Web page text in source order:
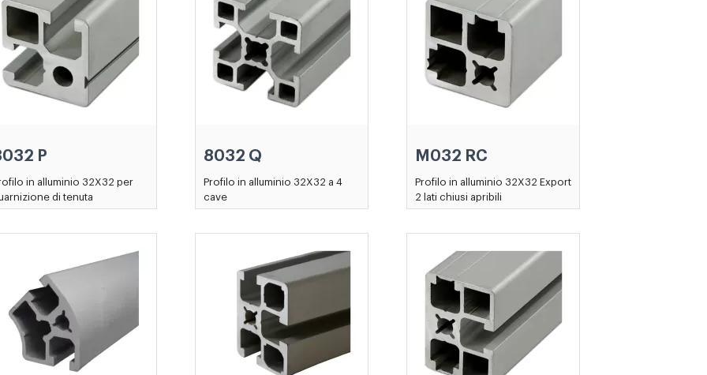
P
in alluminio 32X32 per
di tenuta
8032 Q
Profilo in alluminio 32X32 a 4
cave
M032 RC
Profilo in alluminio 32X32 Export
2 lati chiusi apribili